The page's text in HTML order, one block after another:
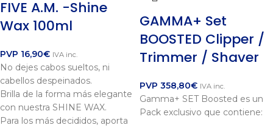
FIVE A.M. -Shine
Wax 100ml
PVP 16,90€ IVA inc.
No dejes cabos sueltos, ni
cabellos despeinados.
Brilla de la forma más elegante
con nuestra SHINE WAX.
Para los más decididos, aporta
GAMMA+ Set
BOOSTED Clipper /
Trimmer / Shaver
PVP 358,80€ IVA inc.
Gamma+ SET Boosted es un
Pack exclusivo que contiene: